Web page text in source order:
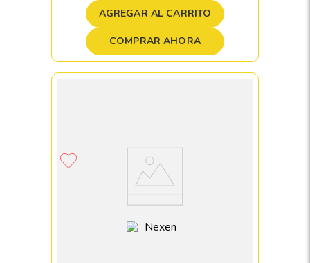
AGREGAR AL CARRITO
COMPRAR AHORA